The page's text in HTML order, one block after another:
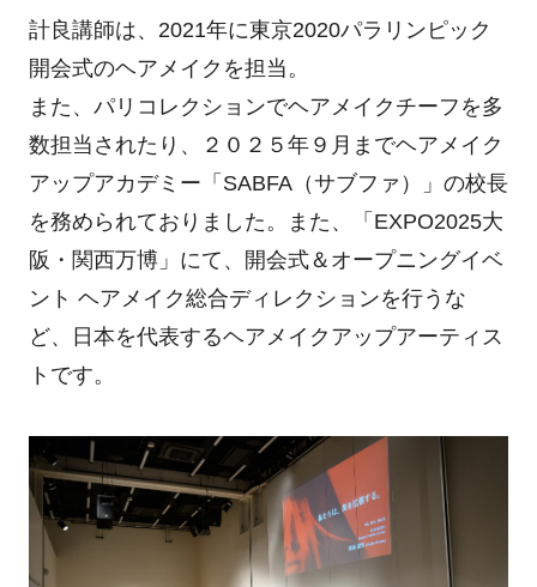
計良講師は、2021年に東京2020パラリンピック
開会式のヘアメイクを担当。
また、パリコレクションでヘアメイクチーフを多
数担当されたり、２０２５年９月までヘアメイク
アップアカデミー「SABFA（サブファ）」の校長
を務められておりました。また、「EXPO2025大
阪・関西万博」にて、開会式＆オープニングイベ
ント ヘアメイク総合ディレクションを行うな
ど、日本を代表するヘアメイクアップアーティス
トです。